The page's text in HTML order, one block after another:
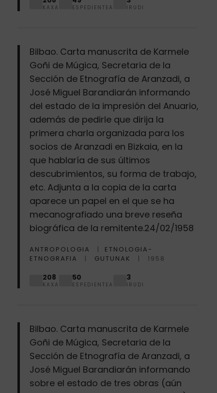
KAXA ESPEDIENTEA IRUDI
Bilbao. Carta manuscrita de Karmele
Goñi de Múgica, Secretaria de la
Sección de Etnografía de Aranzadi, a
José Miguel Barandiarán informando
del estado de la impresión del Anuario,
además de pedirle que dirija la
primera charla organizada para los
socios de Aranzadi en Bizkaia, en la
que hablaría de sus últimos
descubrimientos, su forma de trabajo,
etc. Adjunta a la copia de la carta
aparece un papel en el que se ha
mecanografiado una breve reseña
biográfica de la remitente.24/02/1958
ANTROPOLOGIA
ETNOLOGIA-
ETNOGRAFIA
GUTUNAK 1958
208
KAXA
50
ESPEDIENTEA
3
IRUDI
Bilbao. Carta manuscrita de Karmele
Goñi de Múgica, Secretaria de la
Sección de Etnografía de Aranzadi, a
José Miguel Barandiarán informando
sobre el estado de tres obras (aún